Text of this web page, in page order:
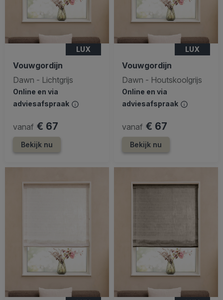
LUX
Vouwgordijn
Dawn - Lichtgrijs
Online en via
adviesafspraak
vanaf € 67
Bekijk nu
LUX
Vouwgordijn
Dawn - Houtskoolgrijs
Online en via
adviesafspraak
vanaf € 67
Bekijk nu